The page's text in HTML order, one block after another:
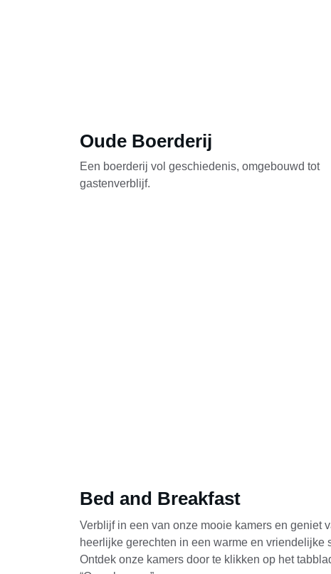
Oude Boerderij
Een boerderij vol geschiedenis, omgebouwd tot
gastenverblijf.
Bed and Breakfast
Verblijf in een van onze mooie kamers en geniet
heerlijke gerechten in een warme en vriendelijke
Ontdek onze kamers door te klikken op het